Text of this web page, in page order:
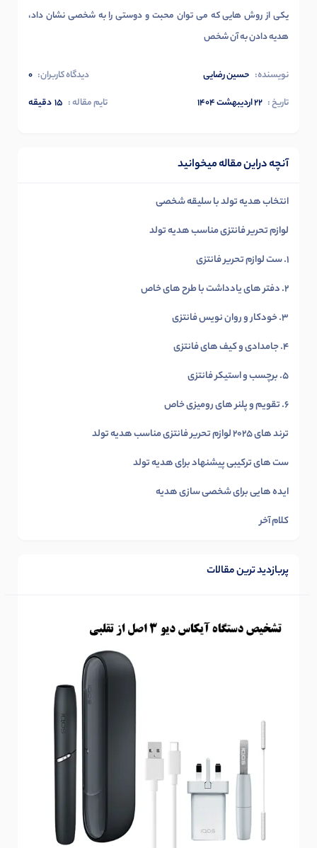
یکی از روش هایی که می توان محبت و دوستی را به شخصی نشان داد،
هدیه دادن به آن شخص
نویسنده: حسین رضایی دیدگاه کاربران: 0
تاریخ : ۲۲ اردیبهشت ۱۴۰۴ تایم مقاله : 15دقیقه
آنچه دراین مقاله میخوانید
انتخاب هدیه تولد با سلیقه شخصی
لوازم تحریر فانتزی مناسب هدیه تولد
1. ست لوازم تحریر فانتزی
2. دفتر های یادداشت با طرح های خاص
3. خودکار و روان نویس فانتزی
4. جامدادی و کیف های فانتزی
5. برچسب و استیکر فانتزی
6. تقویم و پلنر های رومیزی خاص
ترند های 2025 لوازم تحریر فانتزی مناسب هدیه تولد
ست های ترکیبی پیشنهاد برای هدیه تولد
ایده هایی برای شخصی سازی هدیه
کلام آخر
پربازدید ترین مقالات